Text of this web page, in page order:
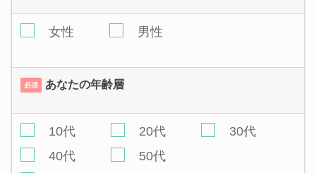
女性 男性
必須 あなたの年齢層
10代 20代
30代
40代
50代